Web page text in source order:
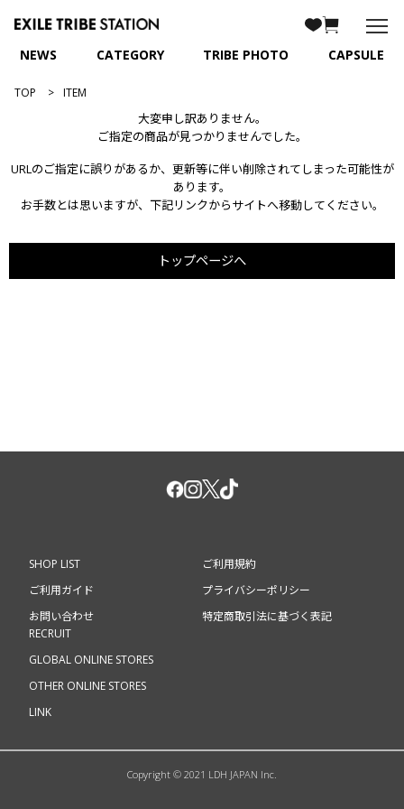
NEWS CATEGORY TRIBE PHOTO CAPSULE
TOP ITEM
大変申し訳ありません。
ご指定の商品が見つかりませんでした。
URLのご指定に誤りがあるか、更新等に伴い削除されてしまった可能性が
あります。
お手数とは思いますが、下記リンクからサイトへ移動してください。
トップページへ
SHOP LIST
ご利用ガイド
お問い合わせ
ご利用規約
プライバシーポリシー
特定商取引法に基づく表記
RECRUIT
GLOBAL ONLINE STORES
OTHER ONLINE STORES
LINK
Copyright © 2021 LDH JAPAN Inc.